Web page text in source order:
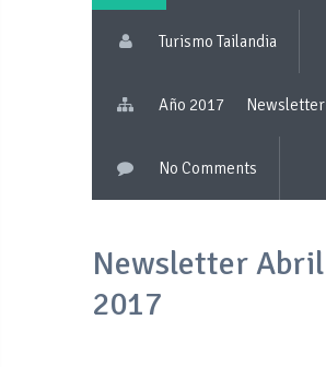
Turismo Tailandia
Año 2017 Newsletter
No Comments
Newsletter Abril
2017